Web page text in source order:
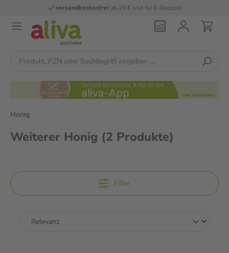
versandkostenfreiab 29 € und für E-Rezepte
Honig
Weiterer Honig (2 Produkte)
Filter